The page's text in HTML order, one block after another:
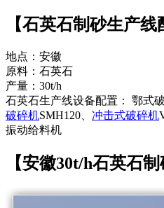
【石英石制砂生产线
地点：安徽
原料：石英石
产量：30t/h
石英石生产线设备配置： 鄂式破
破碎机SMH120、 冲击式破碎机
振动给料机
【安徽30t/h石英石